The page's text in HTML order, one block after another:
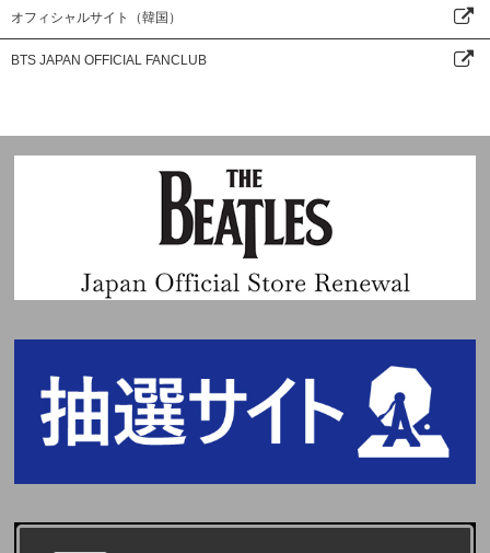
オフィシャルサイト（韓国）
BTS JAPAN OFFICIAL FANCLUB